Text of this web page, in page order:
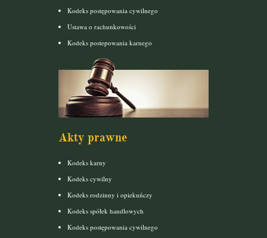
Kodeks postępowania cywilnego
Ustawa o rachunkowości
Kodeks postepowania karnego
Akty prawne
Kodeks karny
Kodeks cywilny
Kodeks rodzinny i opiekuńczy
Kodeks spółek handlowych
Kodeks postępowania cywilnego